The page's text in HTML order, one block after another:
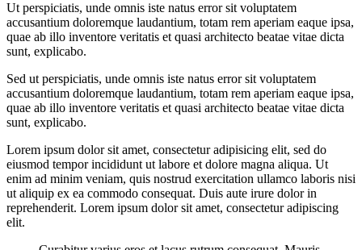
Ut perspiciatis, unde omnis iste natus error sit voluptatem
accusantium doloremque laudantium, totam rem aperiam eaque ipsa,
quae ab illo inventore veritatis et quasi architecto beatae vitae dicta
sunt, explicabo.
Sed ut perspiciatis, unde omnis iste natus error sit voluptatem
accusantium doloremque laudantium, totam rem aperiam eaque ipsa,
quae ab illo inventore veritatis et quasi architecto beatae vitae dicta
sunt, explicabo.
Lorem ipsum dolor sit amet, consectetur adipisicing elit, sed do
eiusmod tempor incididunt ut labore et dolore magna aliqua. Ut
enim ad minim veniam, quis nostrud exercitation ullamco laboris nisi
ut aliquip ex ea commodo consequat. Duis aute irure dolor in
reprehenderit. Lorem ipsum dolor sit amet, consectetur adipiscing
elit.